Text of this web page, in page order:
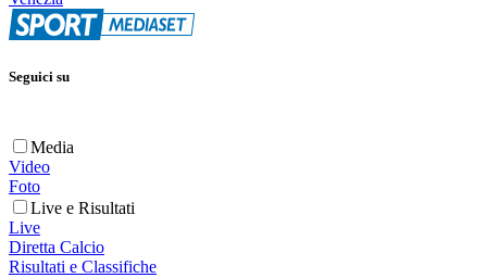
Seguici su
Media
Video
Foto
Live e Risultati
Live
Diretta Calcio
Risultati e Classifiche